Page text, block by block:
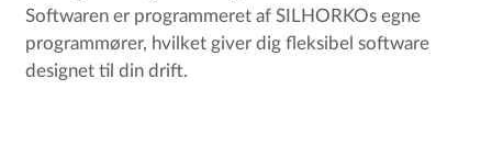
Softwaren er programmeret af SILHORKOs egne
programmører, hvilket giver dig fleksibel software
designet til din drift.